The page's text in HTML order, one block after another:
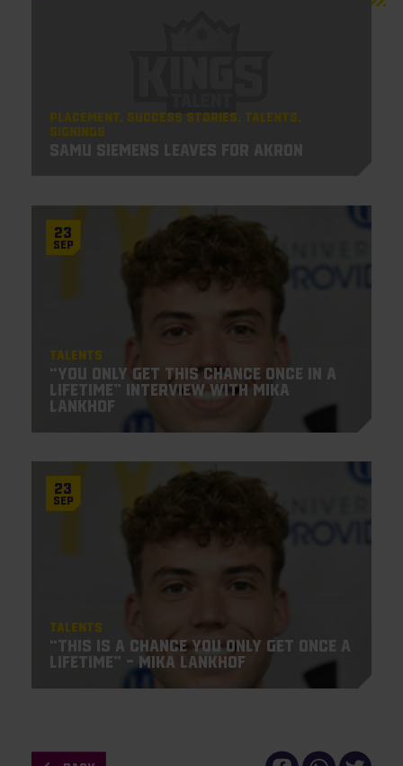
Placement Success Stories
Talents
Signings
23
Sep
Talents
“You only get this chance once in a
lifetime” Interview with Mika
Lankhof
23
Sep
Talents
“This is a chance you only get once a
lifetime” – Mika Lankhof